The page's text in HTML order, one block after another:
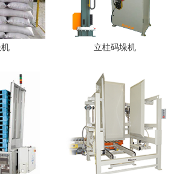
立柱码垛机